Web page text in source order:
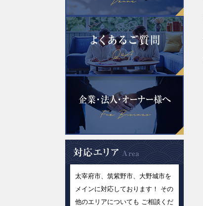
太宰府市、筑紫野市、大野城市を
メインに対応しております！ その
他のエリアについても ご相談くだ